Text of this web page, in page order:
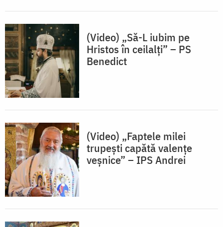
(Video) „Să-L iubim pe
Hristos în ceilalți” – PS
Benedict
(Video) „Faptele milei
trupești capătă valențe
veșnice” – IPS Andrei